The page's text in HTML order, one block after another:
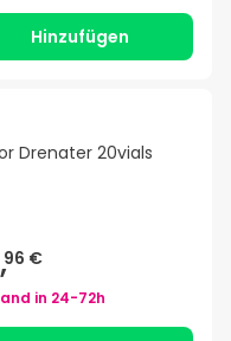
Hinzufügen
Drenater 20vials
96 €
in 24-72h